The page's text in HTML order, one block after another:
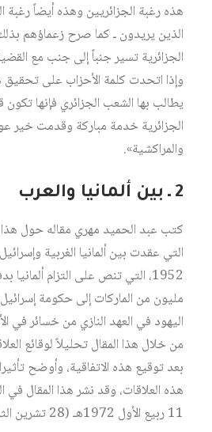
هذه رغبة الجزائريين وهذه أيضاً رغبة
الذين يريدون ـ كما صرح زعماؤهم
الجزائرية تسير جنباً إلى جنب مع
وإذا اتحدت كلمة الأحزاب على
يطالب بها الشعب الجزائري فإنها
الجزائرية خدمة مباركة وقدمت خير
والمراكشية».
2 ـ بين ألمانيا والعرب
كتب عبد الحميد مهري مقاله حول هذا
مليون من الماركات إلى حكومة
اليهود في العهد النازي من خسائر في
من خلال هذا المقال تحليلاً لوقائع
بعد توقيع هذه الاتفاقية، وأوضح
11 ربيع الأول 1972هـ (28 تشرين الثاني/نوفمبر 1952م).